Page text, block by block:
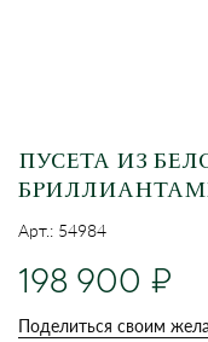
ПУСЕТА ИЗ
Арт.: 54984
198 900
Поделиться своим